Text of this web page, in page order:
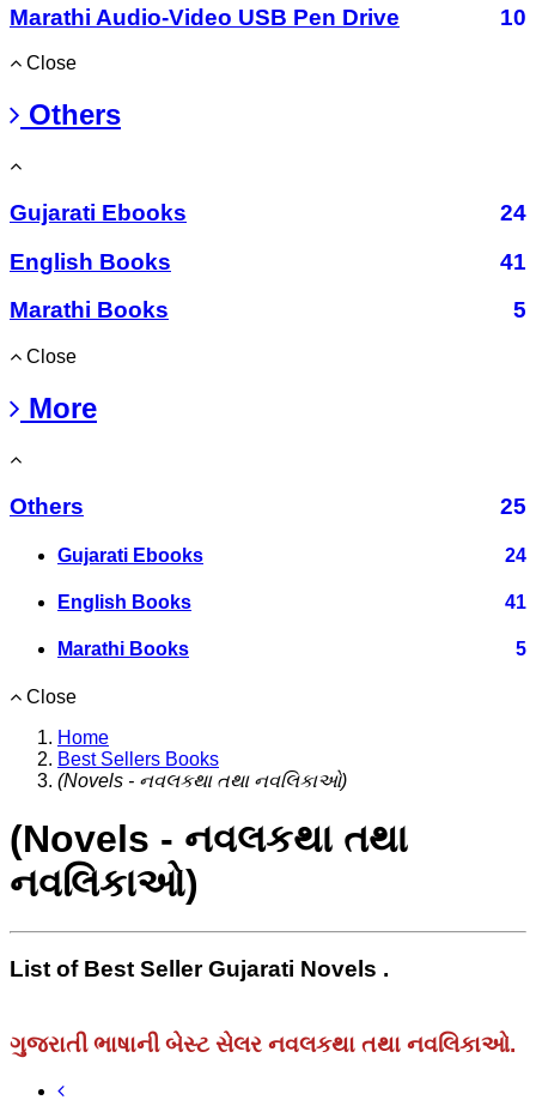
Marathi Audio-Video USB Pen Drive
10
Close
Others
Gujarati Ebooks
24
English Books
41
Marathi Books
5
Close
More
Others 25
Gujarati Ebooks 24
English Books 41
Marathi Books 5
Close
Home
Best Sellers Books
(Novels - નવલકથા તથા નવલિકાઓ)
(Novels - નવલકથા તથા
નવલિકાઓ)
List of Best Seller Gujarati Novels .
ગુજરાતી ભાષાની બેસ્ટ સેલર નવલકથા તથા નવલિકાઓ.